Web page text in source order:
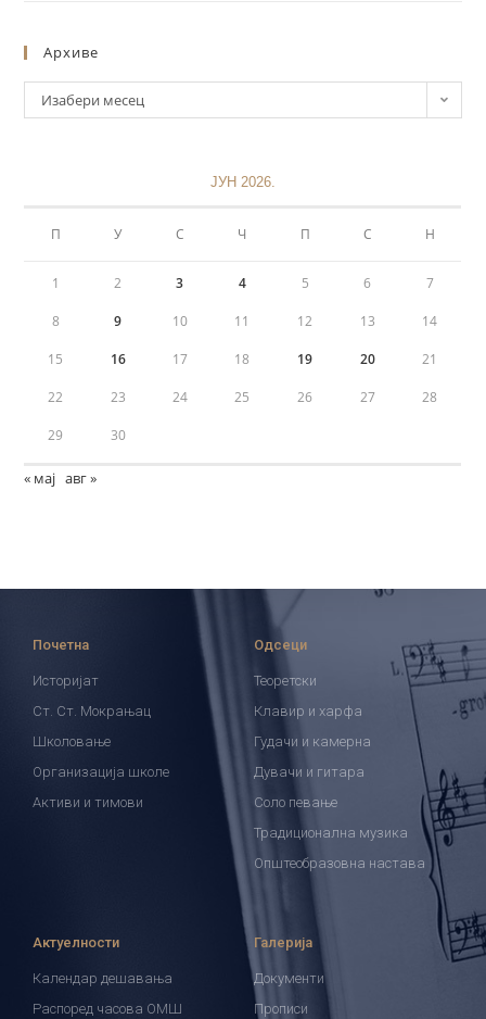
Архиве
Изабери месец
ЈУН 2026.
П У С Ч П С Н
1 2 3 4 5 6 7
8 9 10 11 12 13 14
15 16 17 18 19 20 21
22 23 24 25 26 27 28
29 30
« мај авг »
Почетна
Историјат
Ст. Ст. Мокрањац
Школовање
Организација школе
Активи и тимови
Одсеци
Теоретски
Клавир и харфа
Гудачи и камерна
Дувачи и гитара
Соло певање
Традиционална музика
Општеобразовна настава
Актуелности
Календар дешавања
Распоред часова ОМШ
Галерија
Документи
Прописи